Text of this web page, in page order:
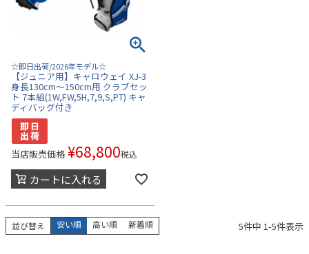
☆即日出荷/2026年モデル☆
【ジュニア用】キャロウェイ XJ-3
身長130cm～150cm用 クラブセッ
ト 7本組(1W,FW,5H,7,9,S,PT) キャ
ディバッグ付き
当店販売価格 ¥68,800税込
カートに入れる
並び替え 安い順 高い順 新着順 5件中 1-5件表示